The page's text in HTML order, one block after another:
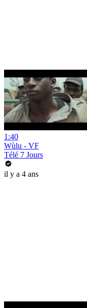
1:40
Wùlu - VF
Télé 7 Jours
il y a 4 ans